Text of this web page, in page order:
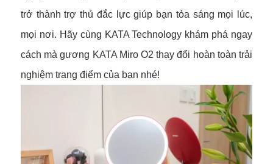
trở thành trợ thủ đắc lực giúp bạn tỏa sáng mọi lúc,
mọi nơi. Hãy cùng KATA Technology khám phá ngay
cách mà gương KATA Miro O2 thay đổi hoàn toàn trải
nghiệm trang điểm của bạn nhé!